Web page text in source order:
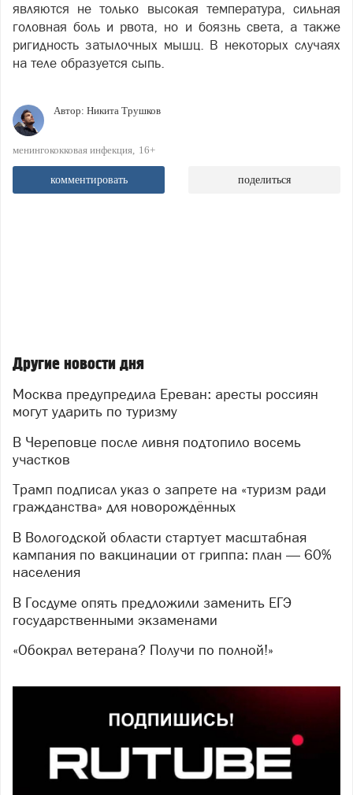
являются не только высокая температура, сильная
головная боль и рвота, но и боязнь света, а также
ригидность затылочных мышц. В некоторых случаях
на теле образуется сыпь.
Автор: Никита Трушков
менингококковая инфекция 16+
комментировать поделиться
Другие новости дня
Москва предупредила Ереван: аресты россиян
могут ударить по туризму
В Череповце после ливня подтопило восемь
участков
Трамп подписал указ о запрете на «туризм ради
гражданства» для новорождённых
В Вологодской области стартует масштабная
кампания по вакцинации от гриппа: план — 60%
населения
В Госдуме опять предложили заменить ЕГЭ
государственными экзаменами
«Обокрал ветерана? Получи по полной!»